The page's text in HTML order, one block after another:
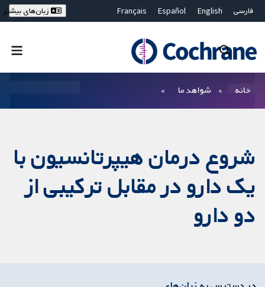
فارسی English
Español
Français
Bahasa Malaysia
ไทย
繁體中文
زبان‌های بیشتر
خانه شواهد ما
شروع درمان هیپرتانسیون با
یک دارو در مقابل ترکیبی از
دو دارو